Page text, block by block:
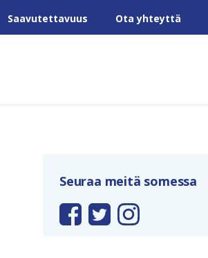
Saavutettavuus Ota yhteyttä
Seuraa meitä somessa